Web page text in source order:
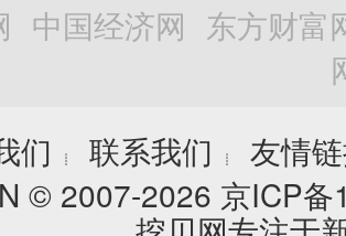
中国经济网 东方财富
们
┊ 联系我们 ┊
友情
© 2007-2026 京ICP